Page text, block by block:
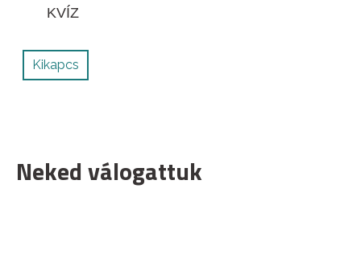
KVÍZ
Kikapcs
Neked válogattuk